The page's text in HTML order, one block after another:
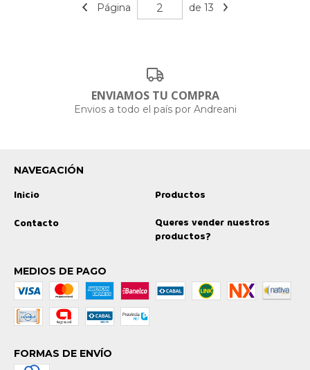
Página de 13
ENVIAMOS TU COMPRA
Envios a todo el país por Andreani
NAVEGACIÓN
Inicio Productos
Contacto
Queres vender nuestros
productos?
MEDIOS DE PAGO
FORMAS DE ENVÍO